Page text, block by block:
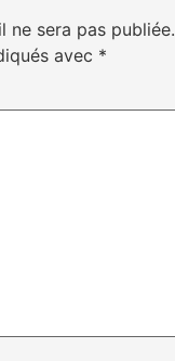
ne sera pas publiée.
avec *